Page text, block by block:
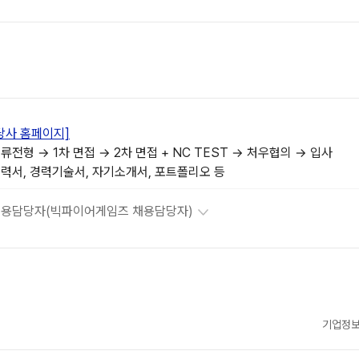
사 홈페이지]
전형 → 1차 면접 → 2차 면접 + NC TEST → 처우협의 → 입사
서, 경력기술서, 자기소개서, 포트폴리오 등
담당자(빅파이어게임즈 채용담당자)
기업정